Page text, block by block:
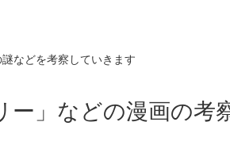
などを考察していきます
」などの漫画の考